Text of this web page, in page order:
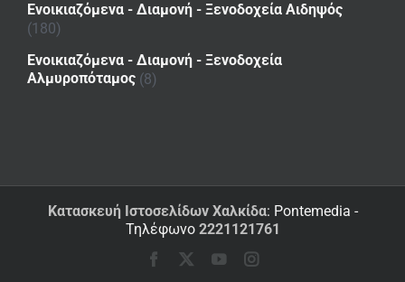
Ενοικιαζόμενα - Διαμονή - Ξενοδοχεία Αιδηψός
(180)
Ενοικιαζόμενα - Διαμονή - Ξενοδοχεία
Αλμυροπόταμος (8)
Κατασκευή Ιστοσελίδων Χαλκίδα: Pontemedia -
Τηλέφωνο 2221121761
Facebook YouTube